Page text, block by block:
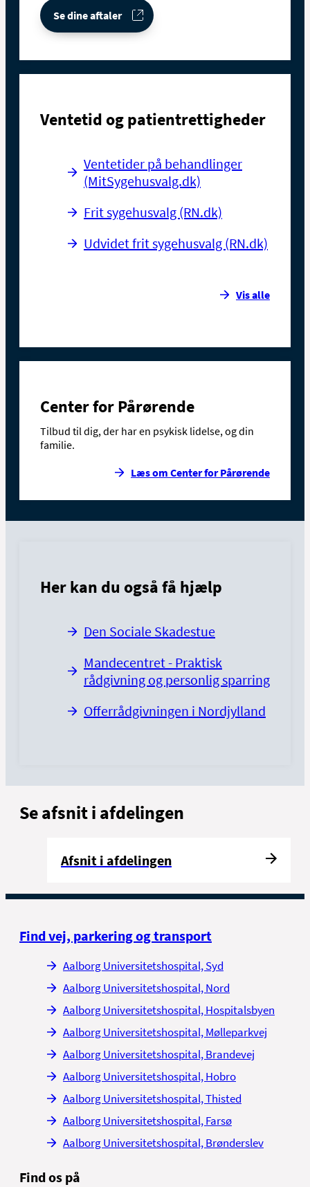
Se dine aftaler
Ventetid og patientrettigheder
Ventetider på behandlinger
(MitSygehusvalg.dk)
Frit sygehusvalg (RN.dk)
Udvidet frit sygehusvalg (RN.dk)
Vis alle
Center for Pårørende
Tilbud til dig, der har en psykisk lidelse, og din
familie.
Læs om Center for Pårørende
Her kan du også få hjælp
Den Sociale Skadestue
Mandecentret - Praktisk
rådgivning og personlig sparring
Offerrådgivningen i Nordjylland
Se afsnit i afdelingen
Afsnit i afdelingen
Find vej, parkering og transport
Aalborg Universitetshospital, Syd
Aalborg Universitetshospital, Nord
Aalborg Universitetshospital, Hospitalsbyen
Aalborg Universitetshospital, Mølleparkvej
Aalborg Universitetshospital, Brandevej
Aalborg Universitetshospital, Hobro
Aalborg Universitetshospital, Thisted
Aalborg Universitetshospital, Farsø
Aalborg Universitetshospital, Brønderslev
Find os på